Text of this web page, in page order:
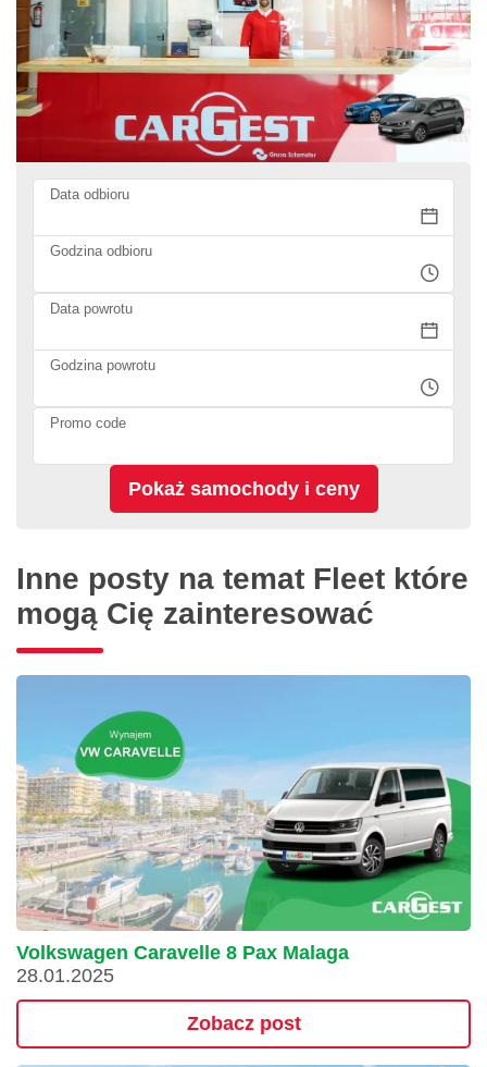
Data odbioru
Godzina odbioru
Data powrotu
Godzina powrotu
Promo code
Inne posty na temat Fleet które
mogą Cię zainteresować
Volkswagen Caravelle 8 Pax Malaga
28.01.2025
Zobacz post